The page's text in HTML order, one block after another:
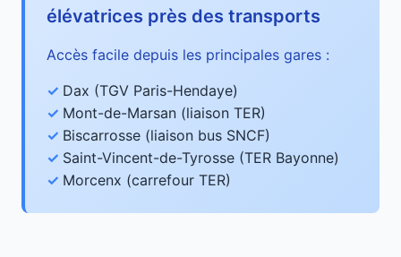
élévatrices près des transports
Accès facile depuis les principales gares :
Dax (TGV Paris-Hendaye)
Mont-de-Marsan (liaison TER)
Biscarrosse (liaison bus SNCF)
Saint-Vincent-de-Tyrosse (TER Bayonne)
Morcenx (carrefour TER)